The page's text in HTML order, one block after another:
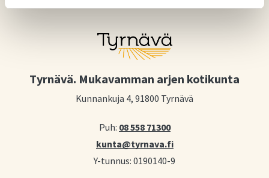
Tyrnävä. Mukavamman arjen kotikunta
Kunnankuja 4, 91800 Tyrnävä
Puh: 08 558 71300
kunta@tyrnava.fi
Y-tunnus: 0190140-9